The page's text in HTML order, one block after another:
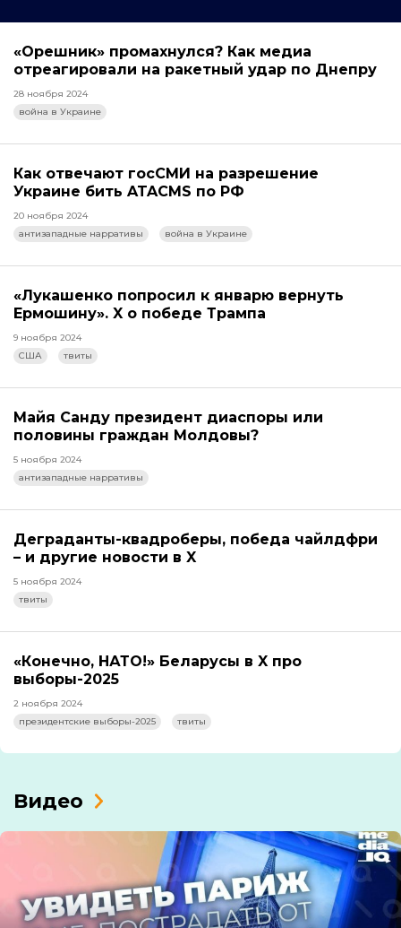
«Орешник» промахнулся? Как медиа
отреагировали на ракетный удар по Днепру
28 ноября 2024
война в Украине
Как отвечают госСМИ на разрешение
Украине бить ATACMS по РФ
20 ноября 2024
антизападные нарративы
война в Украине
«Лукашенко попросил к январю вернуть
Ермошину». X о победе Трампа
9 ноября 2024
США
твиты
Майя Санду президент диаспоры или
половины граждан Молдовы?
5 ноября 2024
антизападные нарративы
Деграданты-квадроберы, победа чайлдфри
– и другие новости в X
5 ноября 2024
твиты
«Конечно, НАТО!» Беларусы в X про
выборы-2025
2 ноября 2024
президентские выборы-2025
твиты
Видео